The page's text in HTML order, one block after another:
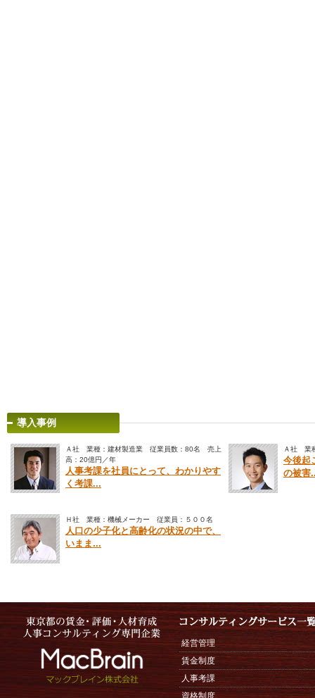
導入事例
Ａ社 業種：建材製造業 従業員数：80名 売上
高：20億円／年
人事考課を社員にとって、わかりやす
く考課...
Ａ社 業
今後起
の被害
Ｈ社 業種：機械メーカー 従業員：５００名
人口の少子化と高齢化の状況の中で、
いまま...
経営管理
賃金制度
人事考課
資格制度